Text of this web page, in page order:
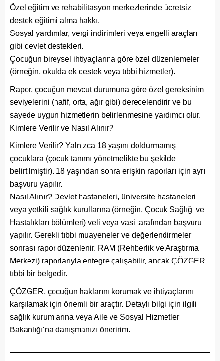
Özel eğitim ve rehabilitasyon merkezlerinde ücretsiz
destek eğitimi alma hakkı.
Sosyal yardımlar, vergi indirimleri veya engelli araçları
gibi devlet destekleri.
Çocuğun bireysel ihtiyaçlarına göre özel düzenlemeler
(örneğin, okulda ek destek veya tıbbi hizmetler).
Rapor, çocuğun mevcut durumuna göre özel gereksinim
seviyelerini (hafif, orta, ağır gibi) derecelendirir ve bu
sayede uygun hizmetlerin belirlenmesine yardımcı olur.
Kimlere Verilir ve Nasıl Alınır?
Kimlere Verilir? Yalnızca 18 yaşını doldurmamış
çocuklara (çocuk tanımı yönetmelikte bu şekilde
belirtilmiştir). 18 yaşından sonra erişkin raporları için ayrı
başvuru yapılır.
Nasıl Alınır? Devlet hastaneleri, üniversite hastaneleri
veya yetkili sağlık kurullarına (örneğin, Çocuk Sağlığı ve
Hastalıkları bölümleri) veli veya vasi tarafından başvuru
yapılır. Gerekli tıbbi muayeneler ve değerlendirmeler
sonrası rapor düzenlenir. RAM (Rehberlik ve Araştırma
Merkezi) raporlarıyla entegre çalışabilir, ancak ÇÖZGER
tıbbi bir belgedir.
ÇÖZGER, çocuğun haklarını korumak ve ihtiyaçlarını
karşılamak için önemli bir araçtır. Detaylı bilgi için ilgili
sağlık kurumlarına veya Aile ve Sosyal Hizmetler
Bakanlığı’na danışmanızı öneririm.